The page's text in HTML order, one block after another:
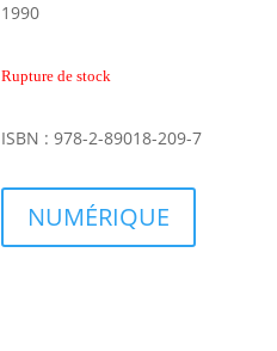
1990
Rupture de stock
ISBN : 978-2-89018-209-7
NUMÉRIQUE